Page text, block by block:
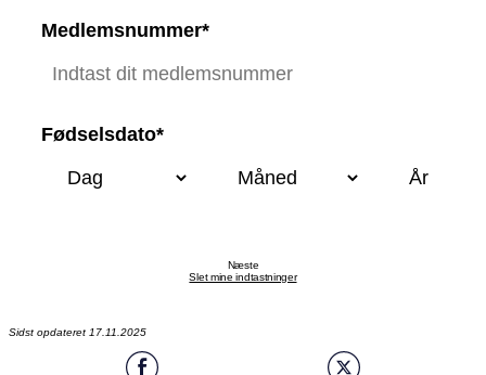
Medlemsnummer*
Fødselsdato*
Slet mine indtastninger
Næste
Sidst opdateret 17.11.2025